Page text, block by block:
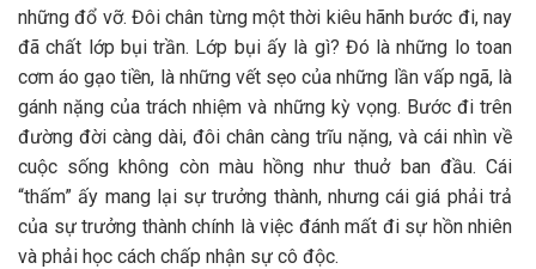
những đổ vỡ. Đôi chân từng một thời kiêu hãnh bước đi, nay
đã chất lớp bụi trần. Lớp bụi ấy là gì? Đó là những lo toan
cơm áo gạo tiền, là những vết sẹo của những lần vấp ngã, là
gánh nặng của trách nhiệm và những kỳ vọng. Bước đi trên
đường đời càng dài, đôi chân càng trĩu nặng, và cái nhìn về
cuộc sống không còn màu hồng như thuở ban đầu. Cái
“thấm” ấy mang lại sự trưởng thành, nhưng cái giá phải trả
của sự trưởng thành chính là việc đánh mất đi sự hồn nhiên
và phải học cách chấp nhận sự cô độc.